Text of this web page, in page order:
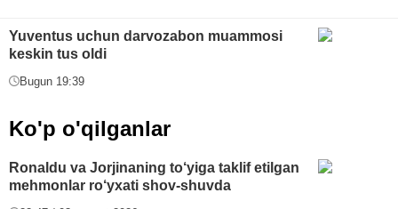
Yuventus uchun darvozabon muammosi
keskin tus oldi
Bugun 19:39
Ko'p o'qilganlar
Ronaldu va Jorjinaning to‘yiga taklif etilgan
mehmonlar ro‘yxati shov-shuvda